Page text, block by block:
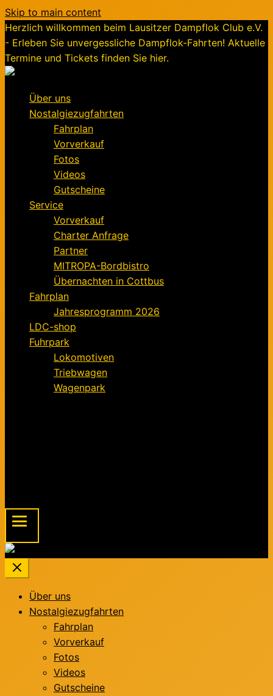
Skip to main content
Herzlich willkommen beim Lausitzer Dampflok Club e.V.
- Erleben Sie unvergessliche Dampflok-Fahrten! Aktuelle
Termine und Tickets finden Sie hier.
Über uns
Nostalgiezugfahrten
Fahrplan
Vorverkauf
Fotos
Videos
Gutscheine
Service
Vorverkauf
Charter Anfrage
Partner
MITROPA-Bordbistro
Übernachten in Cottbus
Fahrplan
Jahresprogramm 2026
LDC-shop
Fuhrpark
Lokomotiven
Triebwagen
Wagenpark
Über uns
Nostalgiezugfahrten
Fahrplan
Vorverkauf
Fotos
Videos
Gutscheine